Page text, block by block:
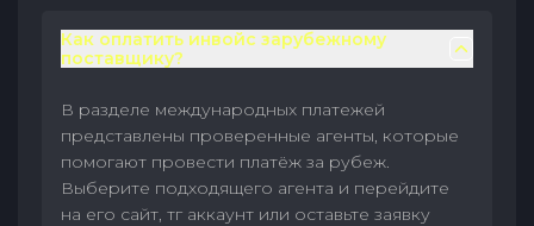
Как оплатить инвойс зарубежному
поставщику?
В разделе международных платежей
представлены проверенные агенты, которые
помогают провести платёж за рубеж.
Выберите подходящего агента и перейдите
на его сайт, тг аккаунт или оставьте заявку